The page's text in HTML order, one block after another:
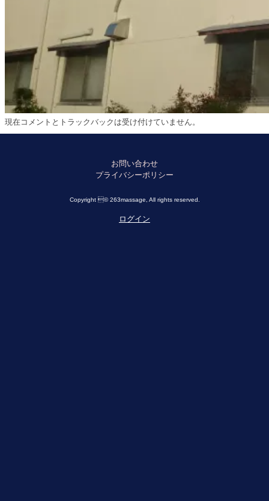
現在コメントとトラックバックは受け付けていません。
お問い合わせ
プライバシーポリシー
Copyright © 263massage, All rights reserved.
ログイン